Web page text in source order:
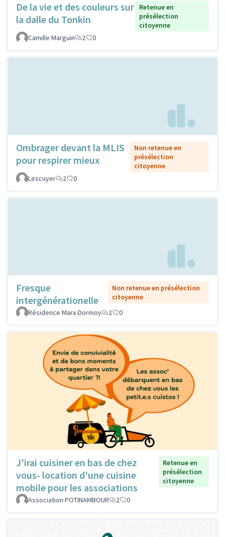
De la vie et des couleurs sur
la dalle du Tonkin
Retenue en
présélection
citoyenne
Camille Marguin
2 0
Ombrager devant la MLIS
pour respirer mieux
Non retenue en
présélection
citoyenne
Lescuyer
2 0
Fresque
intergénérationelle
Non retenue en présélection
citoyenne
Résidence Marx-Dormoy
2 0
J'irai cuisiner en bas de chez
vous- location d'une cuisine
mobile pour les associations
Retenue en
présélection
citoyenne
Association POTINAMBOUR 2 0